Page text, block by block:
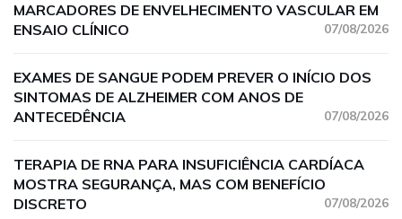
MARCADORES DE ENVELHECIMENTO VASCULAR EM
ENSAIO CLÍNICO
07/08/2026
EXAMES DE SANGUE PODEM PREVER O INÍCIO DOS
SINTOMAS DE ALZHEIMER COM ANOS DE
ANTECEDÊNCIA
07/08/2026
TERAPIA DE RNA PARA INSUFICIÊNCIA CARDÍACA
MOSTRA SEGURANÇA, MAS COM BENEFÍCIO
DISCRETO
07/08/2026